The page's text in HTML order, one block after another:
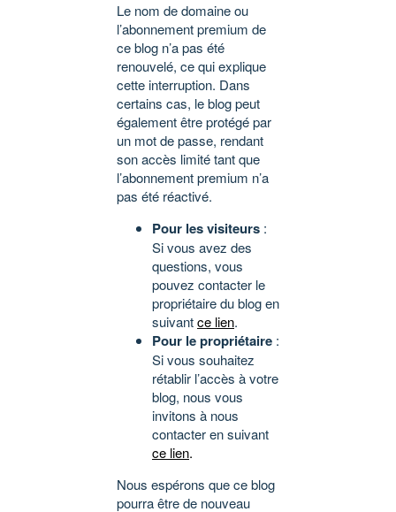
Le nom de domaine ou
l’abonnement premium de
ce blog n’a pas été
renouvelé, ce qui explique
cette interruption. Dans
certains cas, le blog peut
également être protégé par
un mot de passe, rendant
son accès limité tant que
l’abonnement premium n’a
pas été réactivé.
Pour les visiteurs :
Si vous avez des
questions, vous
pouvez contacter le
propriétaire du blog en
suivantce lien.
Pour le propriétaire :
Si vous souhaitez
rétablir l’accès à votre
blog, nous vous
invitons à nous
contacter en suivant
ce lien.
Nous espérons que ce blog
pourra être de nouveau